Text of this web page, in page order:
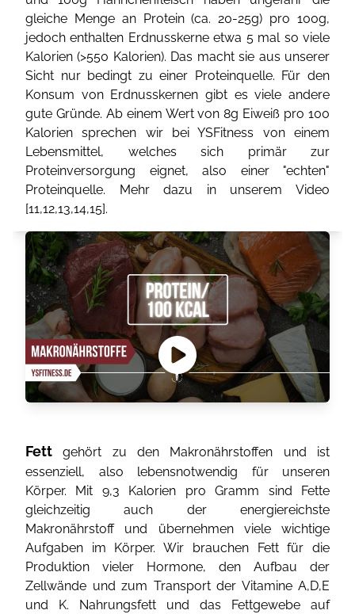
gleiche Menge an Protein (ca. 20-25g) pro 100g,
jedoch enthalten Erdnusskerne etwa 5 mal so viele
Kalorien (>550 Kalorien). Das macht sie aus unserer
Sicht nur bedingt zu einer Proteinquelle. Für den
Konsum von Erdnusskernen gibt es viele andere
gute Gründe. Ab einem Wert von 8g Eiweiß pro 100
Kalorien sprechen wir bei YSFitness von einem
Lebensmittel, welches sich primär zur
Proteinversorgung eignet, also einer "echten"
Proteinquelle. Mehr dazu in unserem Video
[11,12,13,14,15].
Fett gehört zu den Makronährstoffen und ist
essenziell, also lebensnotwendig für unseren
Körper. Mit 9,3 Kalorien pro Gramm sind Fette
gleichzeitig auch der energiereichste
Makronährstoff und übernehmen viele wichtige
Aufgaben im Körper. Wir brauchen Fett für die
Produktion vieler Hormone, den Aufbau der
Zellwände und zum Transport der Vitamine A,D,E
und K. Nahrungsfett und das Fettgewebe auf